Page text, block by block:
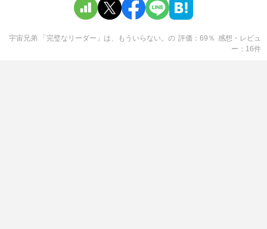
宇宙兄弟 「完璧なリーダー」は、もういらない。 の 評価 69 ％ 感想・レビュ
ー
16件